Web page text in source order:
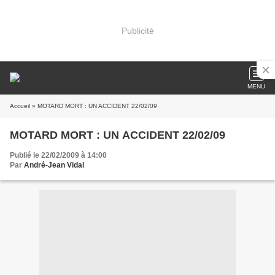
Publicité
MENU
Accueil » MOTARD MORT : UN ACCIDENT 22/02/09
MOTARD MORT : UN ACCIDENT 22/02/09
Publié le 22/02/2009 à 14:00
Par André-Jean Vidal